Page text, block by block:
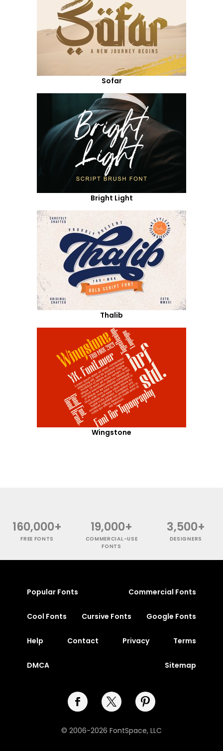
Sofar
Bright Light
Thalib
Wingstone
160,000+
FREE FONTS
19,000+
COMMERCIAL-USE
FONTS
3,500+
DESIGNERS
Popular Fonts Commercial Fonts
Cool Fonts Cursive Fonts Google Fonts
Help Contact Privacy Terms
DMCA Sitemap
© 2006-2026 FontSpace, LLC